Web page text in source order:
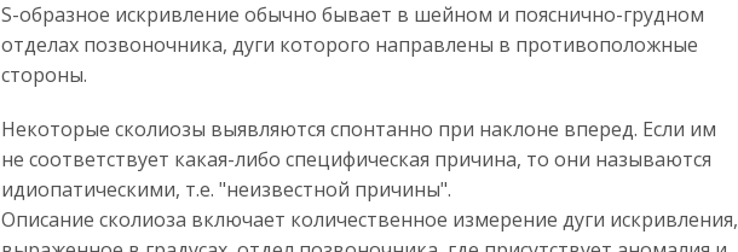
S-образное искривление обычно бывает в шейном и пояснично-грудном
отделах позвоночника, дуги которого направлены в противоположные
стороны.
Некоторые сколиозы выявляются спонтанно при наклоне вперед. Если им
не соответствует какая-либо специфическая причина, то они называются
идиопатическими, т.е. "неизвестной причины".
Описание сколиоза включает количественное измерение дуги искривления,